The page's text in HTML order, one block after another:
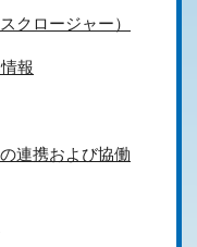
クロージャー）
報
連携および協働